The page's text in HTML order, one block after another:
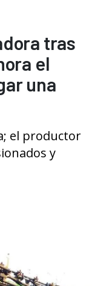
tras
el
una
el productor
y